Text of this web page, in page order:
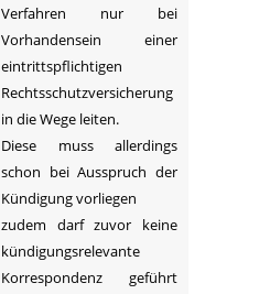
Verfahren nur bei
Vorhandensein einer
eintrittspflichtigen
Rechtsschutzversicherung
in die Wege leiten.
Diese muss allerdings
schon bei Ausspruch der
Kündigung vorliegen
zudem darf zuvor keine
kündigungsrelevante
Korrespondenz geführt